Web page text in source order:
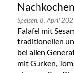
Nachkochen
Speisen, 8. April
Falafel mit
traditionellen
bei allen
mit Gurken,